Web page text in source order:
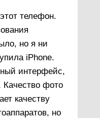
телефон.
но я ни
iPhone.
интерфейс,
Качество фото
качеству
но